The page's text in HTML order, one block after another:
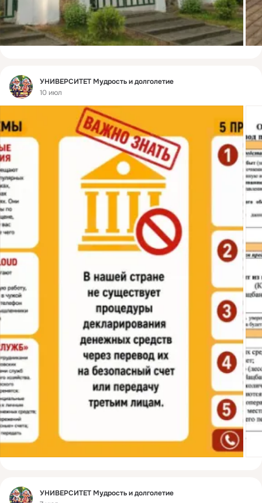
Фид
УНИВЕРСИТЕТ Мудрость и долголетие
10 июл
Фид
УНИВЕРСИТЕТ Мудрость и долголетие